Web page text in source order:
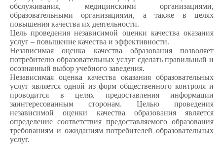
обслуживания, медицинскими организациями,
образовательными организациями, а также в целях
повышения качества их деятельности.
Цель проведения независимой оценки качества оказания
услуг – повышение качества и эффективности.
Независимая оценка качества образования позволяет
потребителю образовательных услуг сделать правильный и
осознанный выбор учебного заведения.
Независимая оценка качества оказания образовательных
услуг является одной из форм общественного контроля и
проводится в целях предоставления информации
заинтересованным сторонам. Целью проведения
независимой оценки качества образования является
определение соответствия предоставляемого образования
требованиям и ожиданиям потребителей образовательных
услуг.